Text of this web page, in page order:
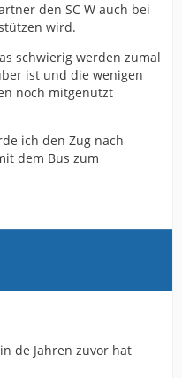
den SC W auch bei
wird.
schwierig werden zumal
ist und die wenigen
noch mitgenutzt
ich den Zug nach
dem Bus zum
de Jahren zuvor hat